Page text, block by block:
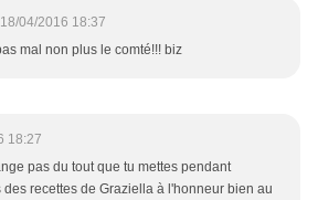
18/04/2016 18:37
mal non plus le comté!!! biz
18:27
pas du tout que tu mettes pendant
recettes de Graziella à l'honneur bien au